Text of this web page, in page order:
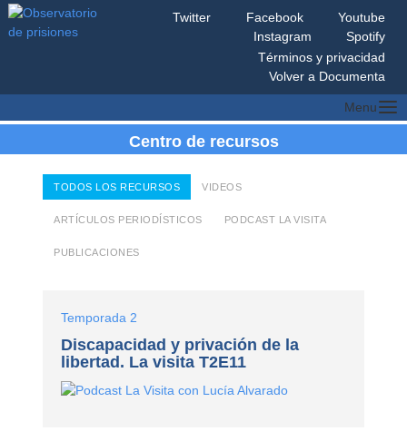
Twitter Facebook
Youtube
Instagram
Spotify
Términos y privacidad
Volver a Documenta
Menu
Centro de recursos
TODOS LOS RECURSOS VIDEOS
ARTÍCULOS PERIODÍSTICOS PODCAST LA VISITA
PUBLICACIONES
Temporada 2
Discapacidad y privación de la
libertad. La visita T2E11